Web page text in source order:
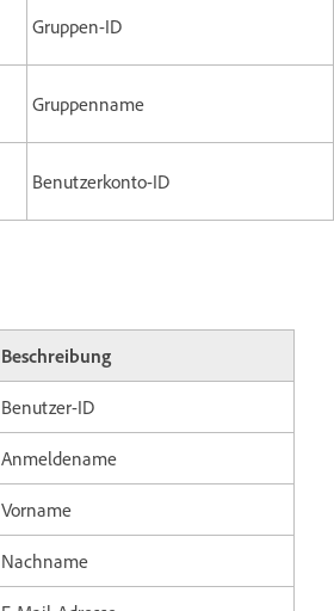
Gruppen-ID
Gruppenname
Benutzerkonto-ID
Beschreibung
Benutzer-ID
Anmeldename
Vorname
Nachname